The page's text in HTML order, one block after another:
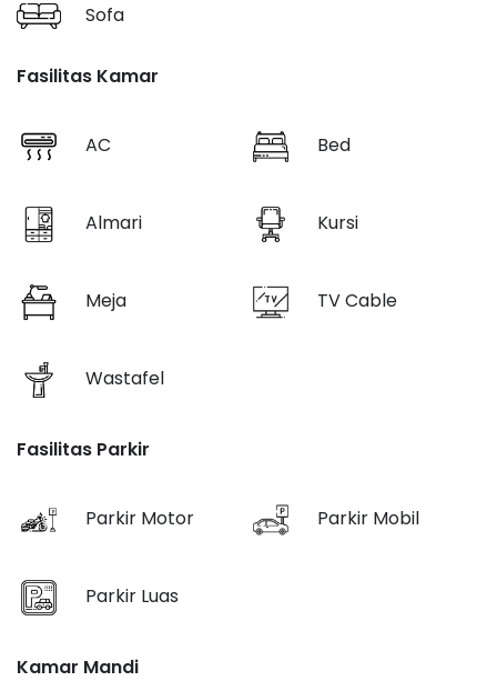
Sofa
Fasilitas Kamar
AC Bed
Almari Kursi
Meja TV Cable
Wastafel
Fasilitas Parkir
Parkir Motor Parkir Mobil
Parkir Luas
Kamar Mandi